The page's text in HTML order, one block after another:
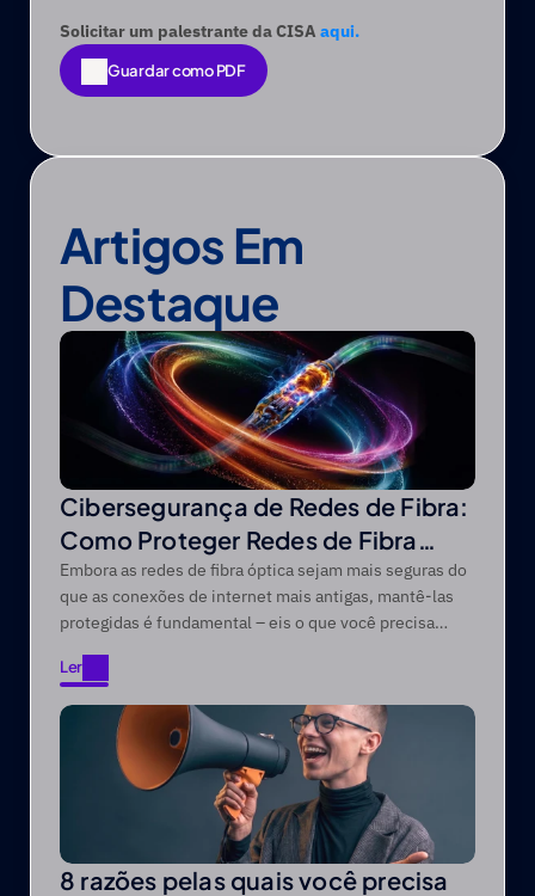
Solicitar um palestrante da CISA aqui.
Guardar como PDF
Guardar como PDF
Artigos Em
Destaque
Cibersegurança de Redes de Fibra:
Como Proteger Redes de Fibra
Óptica contra Ameaças Modernas
Embora as redes de fibra óptica sejam mais seguras do
que as conexões de internet mais antigas, mantê-las
protegidas é fundamental – eis o que você precisa
Ler
Ler
8 razões pelas quais você precisa